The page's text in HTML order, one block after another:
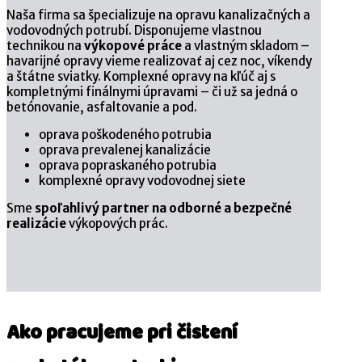
Naša firma sa špecializuje na opravu kanalizačných a
vodovodných potrubí. Disponujeme vlastnou
technikou na výkopové práce a vlastným skladom –
havarijné opravy vieme realizovať aj cez noc, víkendy
a štátne sviatky. Komplexné opravy na kľúč aj s
kompletnými finálnymi úpravami – či už sa jedná o
betónovanie, asfaltovanie a pod.
oprava poškodeného potrubia
oprava prevalenej kanalizácie
oprava popraskaného potrubia
komplexné opravy vodovodnej siete
Sme spoľahlivý partner na odborné a bezpečné
realizácievýkopových prác.
Ako pracujeme pri čistení